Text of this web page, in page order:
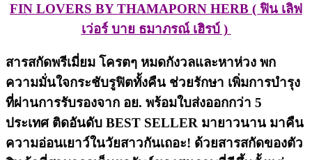
FIN LOVERS BY THAMAPORN HERB ( ฟิน เลิฟ
เว่อร์ บาย ธมาภรณ์ เฮิรบ์ )
สารสกัดพรีเมี่ยม โครตๆ หมดกังวลและหาห่วง พก
ความมั่นใจกระชับรูฟิตทั้งคืน ช่วยรักษา เพิ่มการบำรุง
ที่ผ่านการรับรองจาก อย. พร้อมใบส่งออกกว่า 5
ประเทศ ติดอันดับ BEST SELLER มายาวนาน มาคืน
ความอ่อนเยาว์ในวัยสาวกันเถอะ! ด้วยสารสกัดของตัว